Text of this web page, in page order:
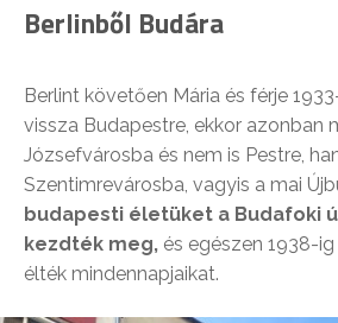
Berlinből Budára
Berlint követően Mária és férje
vissza Budapestre, ekkor azonban
Józsefvárosba és nem is Pestre,
Szentimrevárosba, vagyis a mai
budapesti életüket a Budafoki
kezdték meg, és egészen 1938-
élték mindennapjaikat.